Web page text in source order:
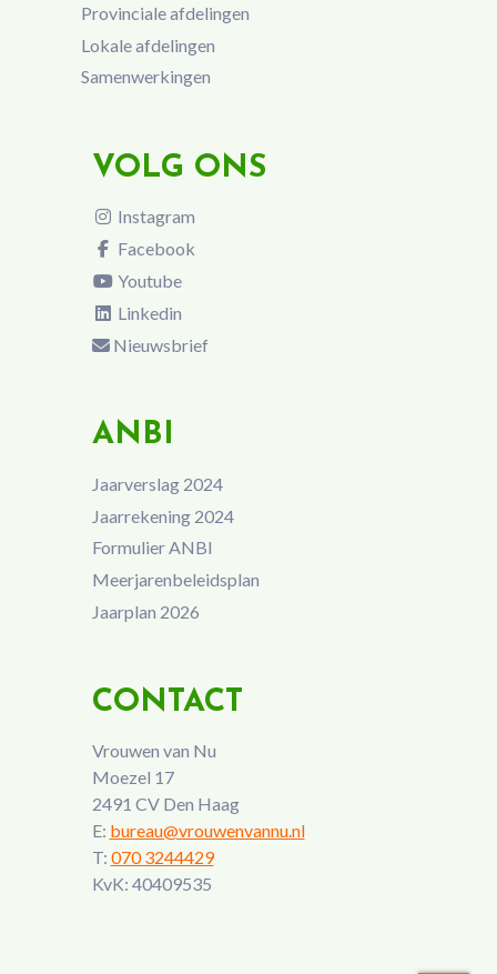
Provinciale afdelingen
Lokale afdelingen
Samenwerkingen
VOLG ONS
Instagram
Facebook
Youtube
Linkedin
Nieuwsbrief
ANBI
Jaarverslag 2024
Jaarrekening 2024
Formulier ANBI
Meerjarenbeleidsplan
Jaarplan 2026
CONTACT
Vrouwen van Nu
Moezel 17
2491 CV Den Haag
E: bureau@vrouwenvannu.nl
T: 070 3244429
KvK: 40409535